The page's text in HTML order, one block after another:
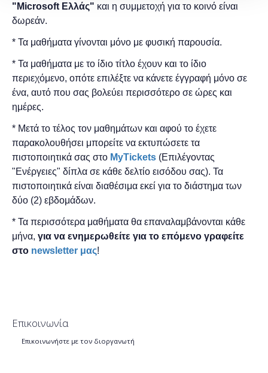
" Microsoft Ελλάς" και η συμμετοχή για το κοινό είναι
δωρεάν.
* Τα μαθήματα γίνονται μόνο με φυσική παρουσία.
* Τα μαθήματα με το ίδιο τίτλο έχουν και το ίδιο
περιεχόμενο, οπότε επιλέξτε να κάνετε έγγραφή μόνο σε
ένα, αυτό που σας βολεύει περισσότερο σε ώρες και
ημέρες.
* Μετά το τέλος τον μαθημάτων και αφού το έχετε
παρακολουθήσει μπορείτε να εκτυπώσετε τα
πιστοποιητικά ​σας στο MyTickets (Επιλέγοντας
"Ενέργειες" δίπλα σε κάθε δελτίο εισόδου σας). Τα
πιστοποιητικά είναι διαθέσιμα εκεί για το διάστημα των
δύο (2) εβδομάδων.
* Τα περισσότερα μαθήματα θα επαναλαμβάνονται κάθε
μήνα, για να ενημερωθείτε για το επόμενο γραφείτε
στο newsletter μας!
Επικοινωνία
Επικοινωνήστε με τον διοργανωτή